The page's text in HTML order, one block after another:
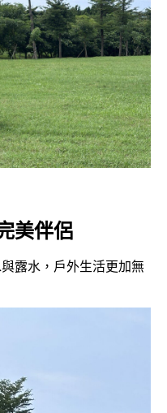
美伴侶
露水，戶外生活更加無